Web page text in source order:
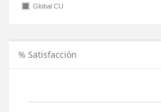
Global CU
% Satisfacción